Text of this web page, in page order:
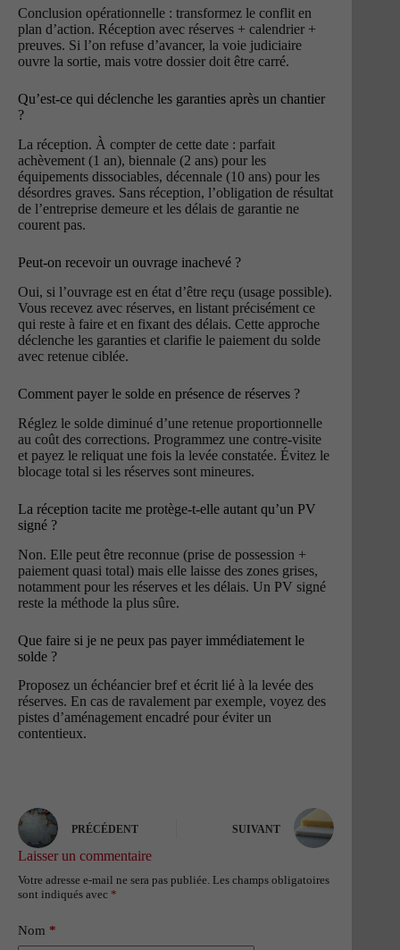
Conclusion opérationnelle : transformez le conflit en
plan d’action. Réception avec réserves + calendrier +
preuves. Si l’on refuse d’avancer, la voie judiciaire
ouvre la sortie, mais votre dossier doit être carré.
Qu’est-ce qui déclenche les garanties après un chantier
?
La réception. À compter de cette date : parfait
achèvement (1 an), biennale (2 ans) pour les
équipements dissociables, décennale (10 ans) pour les
désordres graves. Sans réception, l’obligation de résultat
de l’entreprise demeure et les délais de garantie ne
courent pas.
Peut-on recevoir un ouvrage inachevé ?
Oui, si l’ouvrage est en état d’être reçu (usage possible).
Vous recevez avec réserves, en listant précisément ce
qui reste à faire et en fixant des délais. Cette approche
déclenche les garanties et clarifie le paiement du solde
avec retenue ciblée.
Comment payer le solde en présence de réserves ?
Réglez le solde diminué d’une retenue proportionnelle
au coût des corrections. Programmez une contre-visite
et payez le reliquat une fois la levée constatée. Évitez le
blocage total si les réserves sont mineures.
La réception tacite me protège-t-elle autant qu’un PV
signé ?
Non. Elle peut être reconnue (prise de possession +
paiement quasi total) mais elle laisse des zones grises,
notamment pour les réserves et les délais. Un PV signé
reste la méthode la plus sûre.
Que faire si je ne peux pas payer immédiatement le
solde ?
Proposez un échéancier bref et écrit lié à la levée des
réserves. En cas de ravalement par exemple, voyez des
pistes d’aménagement encadré pour éviter un
contentieux.
PRÉCÉDENT SUIVANT
Laisser un commentaire
Votre adresse e-mail ne sera pas publiée. Les champs obligatoires
sont indiqués avec *
Nom *